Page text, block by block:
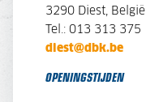
3290 Diest, België
Tel.: 013 313 375
diest@dbk.be
OPENINGSTIJDEN